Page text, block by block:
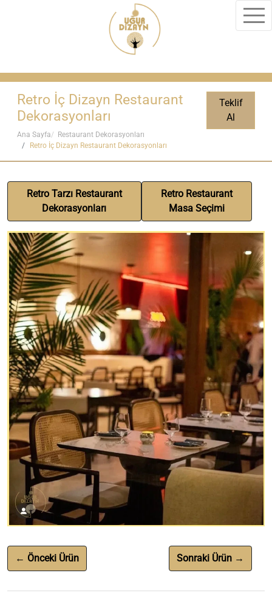
Retro İç Dizayn Restaurant
Dekorasyonları
Teklif
Al
Ana Sayfa
Restaurant Dekorasyonları
Retro İç Dizayn Restaurant Dekorasyonları
Retro Tarzı Restaurant
Dekorasyonları
Retro Restaurant
Masa Seçimi
← Önceki Ürün Sonraki Ürün →